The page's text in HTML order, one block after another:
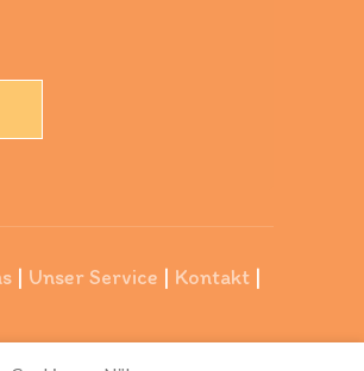
| Unser Service | Kontakt |